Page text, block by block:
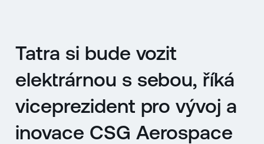
Tatra si bude vozit
elektrárnou s sebou, říká
viceprezident pro vývoj a
inovace CSG Aerospace